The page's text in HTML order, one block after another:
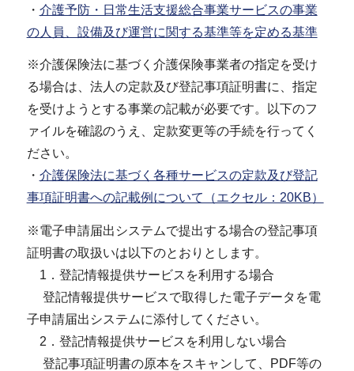
・ 介護予防・日常生活支援総合事業サービスの事業
の人員、設備及び運営に関する基準等を定める基準
※介護保険法に基づく介護保険事業者の指定を受け
る場合は、法人の定款及び登記事項証明書に、指定
を受けようとする事業の記載が必要です。以下のフ
ァイルを確認のうえ、定款変更等の手続を行ってく
ださい。
・ 介護保険法に基づく各種サービスの定款及び登記
事項証明書への記載例について（エクセル：20KB）
※電子申請届出システムで提出する場合の登記事項
証明書の取扱いは以下のとおりとします。
1．登記情報提供サービスを利用する場合
登記情報提供サービスで取得した電子データを電
子申請届出システムに添付してください。
2．登記情報提供サービスを利用しない場合
登記事項証明書の原本をスキャンして、PDF等の